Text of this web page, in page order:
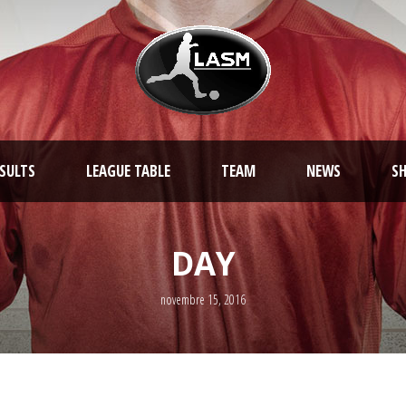
LEAGUE TABLE TEAM NEWS
DAY
novembre 15, 2016